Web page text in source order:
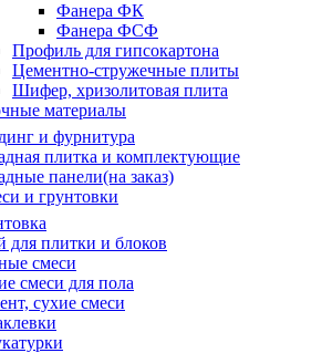
Фанера ФК
Фанера ФСФ
Профиль для гипсокартона
Цементно-стружечные плиты
Шифер, хризолитовая плита
материалы
и фурнитура
плитка и комплектующие
панели(на заказ)
и грунтовки
для плитки и блоков
смеси
смеси для пола
сухие смеси